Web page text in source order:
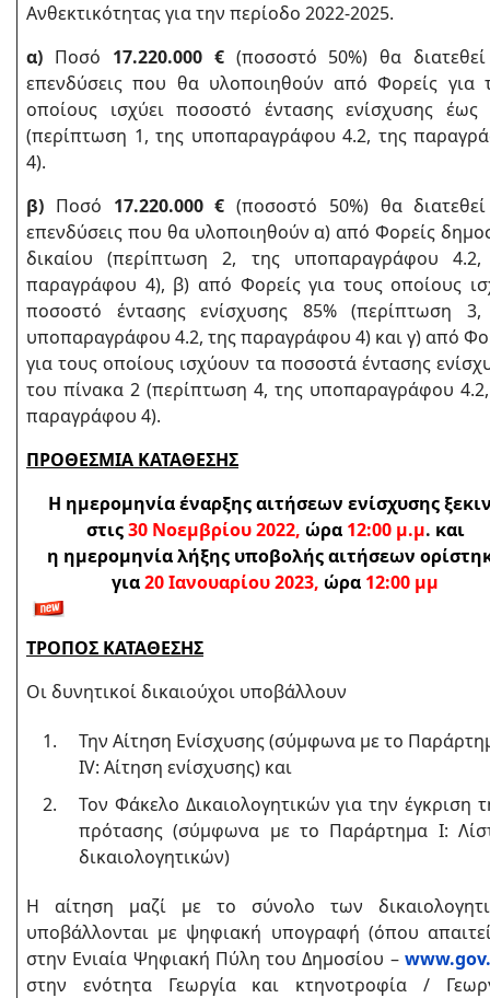
Ανθεκτικότητας για την περίοδο 2022-2025.
α) Ποσό 17.220.000 €(ποσοστό 50%) θα διατεθεί
επενδύσεις που θα υλοποιηθούν από Φορείς για
οποίους ισχύει ποσοστό έντασης ενίσχυσης έως
(περίπτωση 1, της υποπαραγράφου 4.2, της
4).
β) Ποσό 17.220.000 € (ποσοστό 50%) θα
επενδύσεις που θα υλοποιηθούν α) από Φορείς
δικαίου (περίπτωση 2, της υποπαραγράφου 4.2,
παραγράφου 4), β) από Φορείς για τους οποίους
ποσοστό έντασης ενίσχυσης 85% (περίπτωση 3,
υποπαραγράφου 4.2, της παραγράφου 4) και γ) από
για τους οποίους ισχύουν τα ποσοστά έντασης
του πίνακα 2 (περίπτωση 4, της υποπαραγράφου
παραγράφου 4).
ΠΡΟΘΕΣΜΙΑ ΚΑΤΑΘΕΣΗΣ
Η ημερομηνία έναρξης αιτήσεων ενίσχυσης
στις30 Νοεμβρίου 2022, ώρα12:00 μ.μ. και
η ημερομηνία λήξης υποβολής αιτήσεων
για20 Ιανουαρίου 2023, ώρα 12:00 μμ
ΤΡΟΠΟΣ ΚΑΤΑΘΕΣΗΣ
Οι δυνητικοί δικαιούχοι υποβάλλουν
Την Αίτηση Ενίσχυσης (σύμφωνα με το
IV: Αίτηση ενίσχυσης) και
Τον Φάκελο Δικαιολογητικών για την έγκριση
πρότασης (σύμφωνα με το Παράρτημα Ι:
δικαιολογητικών)
Η αίτηση μαζί με το σύνολο των
υποβάλλονται με ψηφιακή υπογραφή (όπου
στην Ενιαία Ψηφιακή Πύλη του Δημοσίου –
στην ενότητα Γεωργία και κτηνοτροφία /